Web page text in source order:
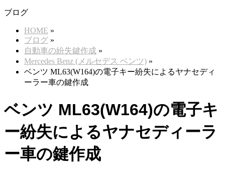
ブログ
HOME »
ブログ »
自動車の紛失鍵作成 »
Mercedes Benz (メルセデス ベンツ) »
ベンツ ML63(W164)の電子キー紛失によるヤナセディ
ーラー車の鍵作成
ベンツ ML63(W164)の電子キ
ー紛失によるヤナセディーラ
ー車の鍵作成